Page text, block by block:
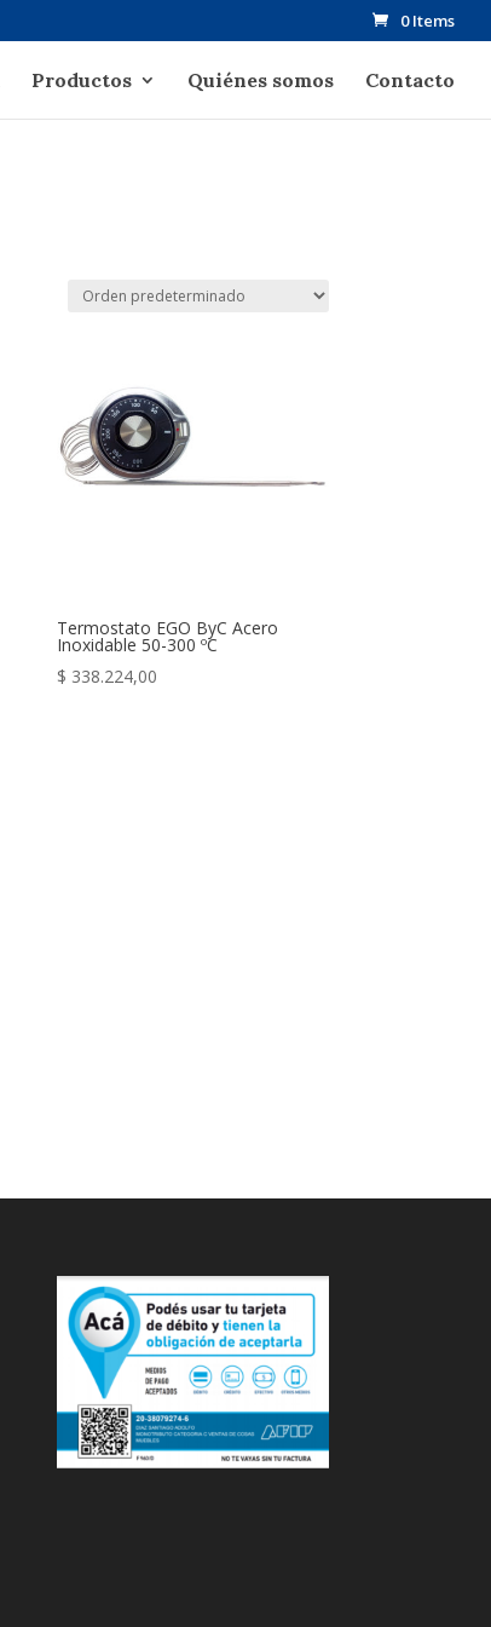
0 Items
Productos Quiénes somos Contacto
Termostato EGO ByC Acero
Inoxidable 50-300 ºC
$ 338.224,00